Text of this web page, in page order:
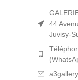
44
Juvisy-